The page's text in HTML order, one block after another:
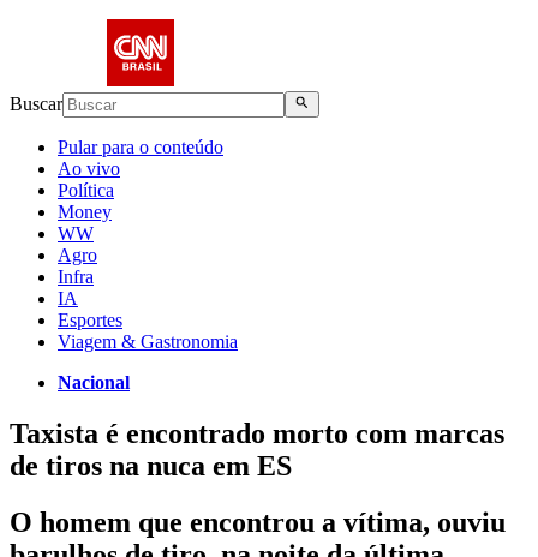
Buscar
Pular para o conteúdo
Ao vivo
Política
Money
WW
Agro
Infra
IA
Esportes
Viagem & Gastronomia
Nacional
Taxista é encontrado morto com marcas
de tiros na nuca em ES
O homem que encontrou a vítima, ouviu